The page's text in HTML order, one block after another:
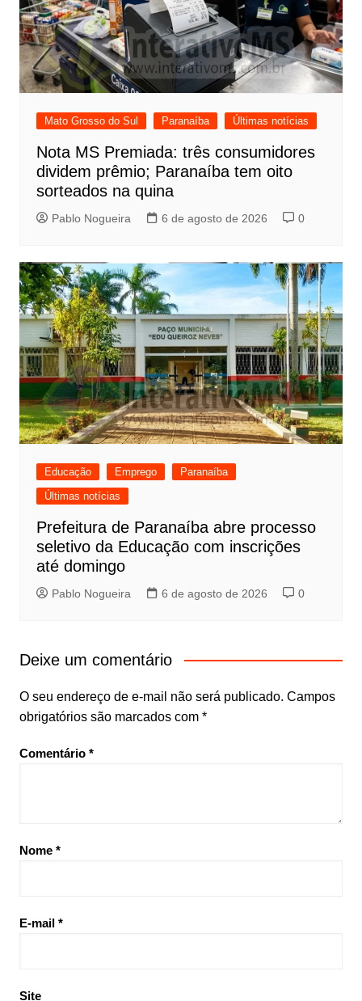
Mato Grosso do Sul Paranaíba Últimas notícias
Nota MS Premiada: três consumidores
dividem prêmio; Paranaíba tem oito
sorteados na quina
Pablo Nogueira 6 de agosto de 2026 0
Educação Emprego
Paranaíba
Últimas notícias
Prefeitura de Paranaíba abre processo
seletivo da Educação com inscrições
até domingo
Pablo Nogueira 6 de agosto de 2026 0
Deixe um comentário
O seu endereço de e-mail não será publicado. Campos
obrigatórios são marcados com *
Comentário *
Nome *
E-mail *
Site